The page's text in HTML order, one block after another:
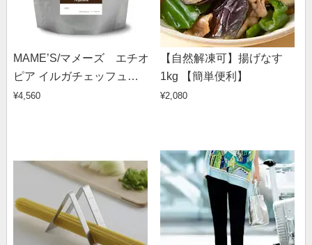
MAME’S/マメーズ エチオ
ピア イルガチェッフュ
（500g）
¥4,560
【自然解凍可】揚げなす
1kg 【簡単便利】
¥2,080